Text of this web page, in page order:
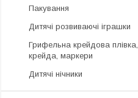
Пакування
Дитячі розвиваючі іграшки
Грифельна крейдова плівка,
крейда, маркери
Дитячі нічники